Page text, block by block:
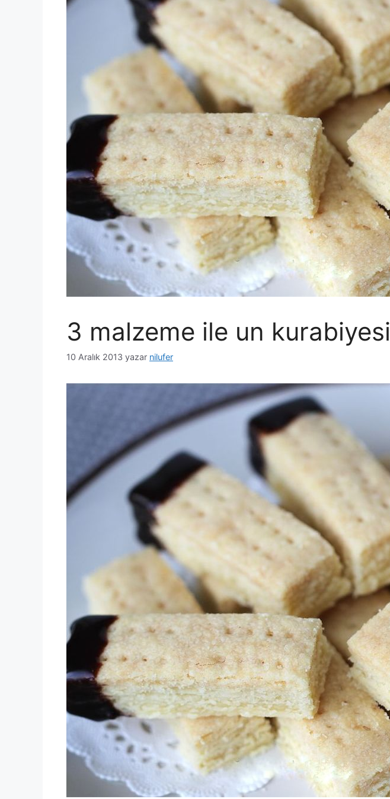
3 malzeme ile un kurabiyesi
10 Aralık 2013 yazar nilufer